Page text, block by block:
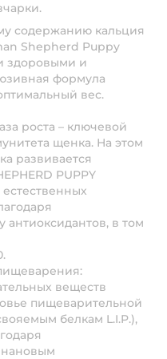
содержанию кальция
Shepherd Puppy
здоровыми и
формула
вес.
роста – ключевой
щенка. На этом
развивается
PUPPY
антиоксидантов, в том
веществ
пищеварительной
белкам L.I.P.),